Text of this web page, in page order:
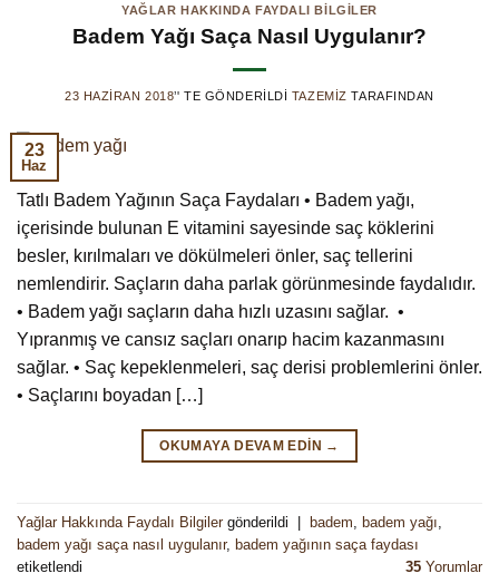
YAĞLAR HAKKINDA FAYDALI BILGILER
Badem Yağı Saça Nasıl Uygulanır?
23 HAZIRAN 2018’' TE GÖNDERILDI TAZEMIZ TARAFINDAN
23
Haz
Tatlı Badem Yağının Saça Faydaları • Badem yağı,
içerisinde bulunan E vitamini sayesinde saç köklerini
besler, kırılmaları ve dökülmeleri önler, saç tellerini
nemlendirir. Saçların daha parlak görünmesinde faydalıdır.
• Badem yağı saçların daha hızlı uzasını sağlar. •
Yıpranmış ve cansız saçları onarıp hacim kazanmasını
sağlar. • Saç kepeklenmeleri, saç derisi problemlerini önler.
• Saçlarını boyadan […]
OKUMAYA DEVAM EDIN →
Yağlar Hakkında Faydalı Bilgilergönderildi | badem badem yağı
badem yağı saça nasıl uygulanır, badem yağının saça faydası
etiketlendi
35 Yorumlar